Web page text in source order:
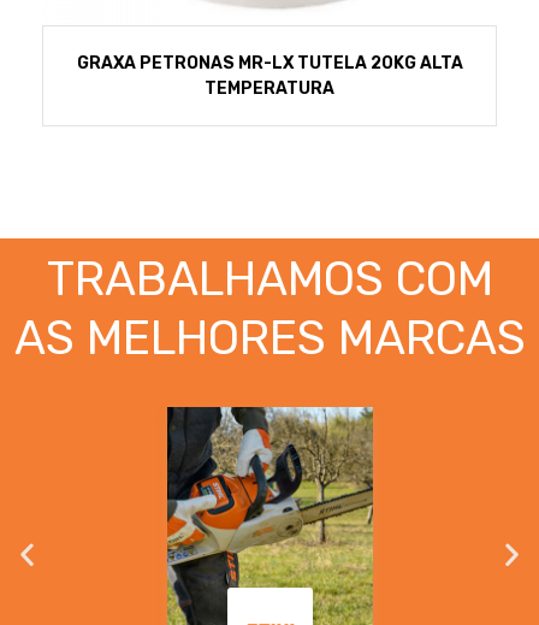
GRAXA PETRONAS MR-LX TUTELA 20KG ALTA
TEMPERATURA
TRABALHAMOS COM
AS MELHORES MARCAS